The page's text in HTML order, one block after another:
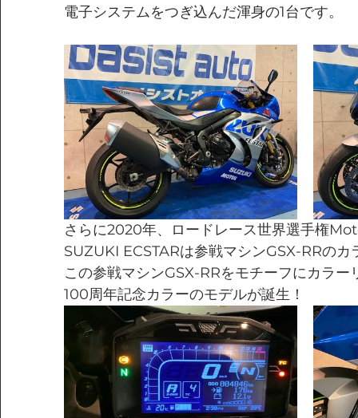
電子システムをつぎ込んだ渾身の1台です。
さらに2020年、ロードレース世界選手権
SUZUKI ECSTARは参戦マシンGSX-RRのカ
この参戦マシンGSX-RRをモチーフにカラ
100周年記念カラーのモデルが誕生！